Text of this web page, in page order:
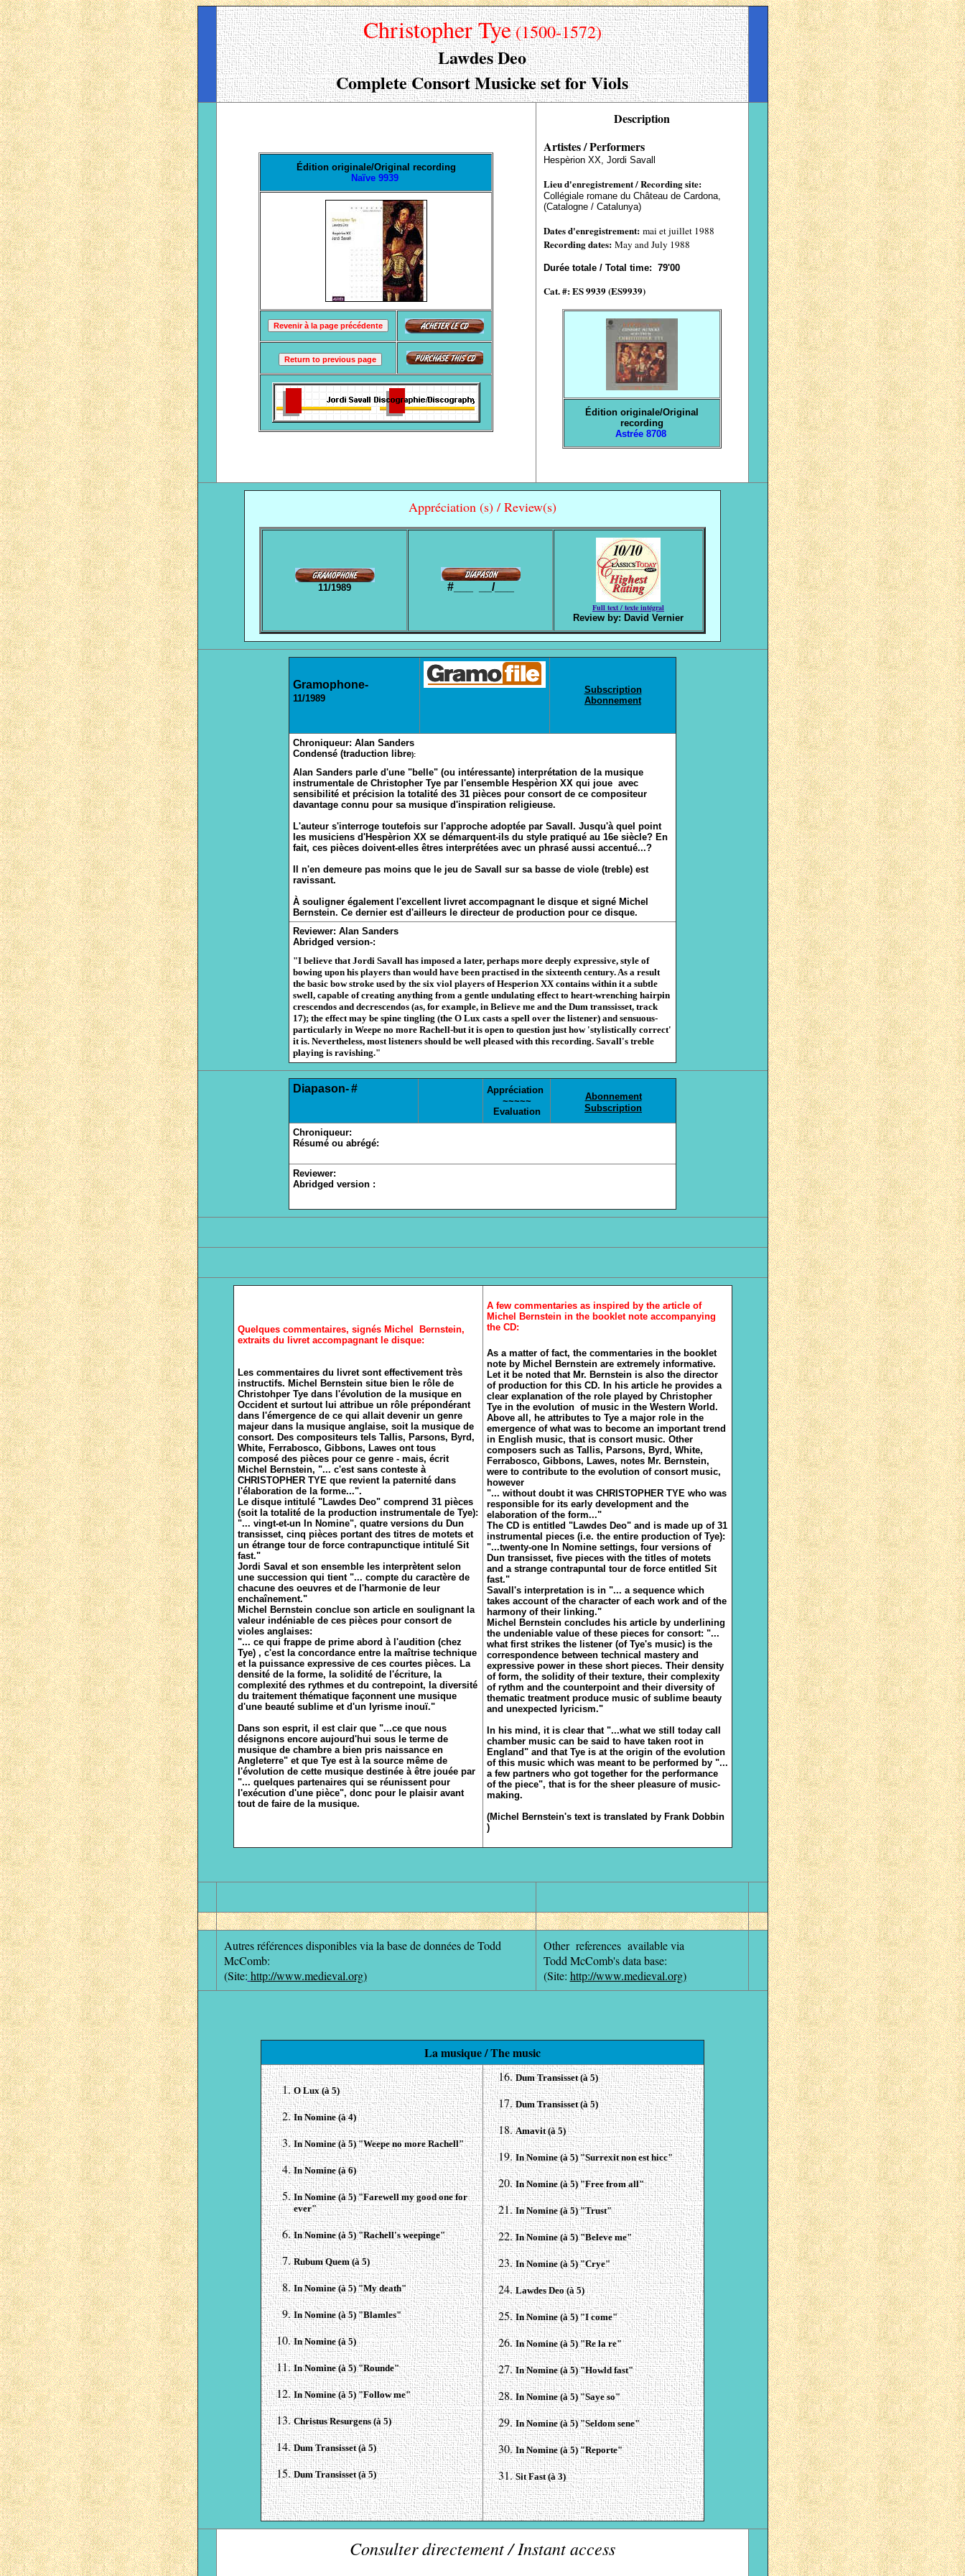
Christopher Tye(1500-1572)
Lawdes Deo
Complete Consort Musicke set for Viols
Édition originale/Original recording
Naïve 9939
Description
Artistes / Performers
Hespèrion XX, Jordi Savall
Lieu d'enregistrement / Recording site:
Collégiale romane du Château de Cardona,
(Catalogne/ Catalunya)
Datesd'enregistrement: mai et juillet 1988
Recording dates: May and July 1988
Durée totale / Total time: 79'00
Cat. #: ES 9939 (ES9939)
Édition originale/Original
recording
Astrée 8708
Appréciation (s) / Review(s)
11/1989 #___ __/___
Full text / texte intégral
Review by: David Vernier
Gramophone-
11/1989
Subscription
Abonnement
Chroniqueur: Alan Sanders
Condensé (traduction libre):
Alan Sanders parle d'une "belle" (ou intéressante) interprétation de la musique
instrumentale de Christopher Tye par l'ensemble Hespèrion XX qui joue avec
sensibilité et précision la totalité des 31 pièces pour consort de ce compositeur
davantage connu pour sa musique d'inspiration religieuse.
L'auteur s'interroge toutefois sur l'approche adoptée par Savall. Jusqu'à quel point
les musiciens d'Hespèrion XX se démarquent-ils du style pratiqué au 16e siècle? En
fait, ces pièces doivent-elles êtres interprétées avec un phrasé aussi accentué...?
Il n'en demeure pas moins que le jeu de Savall sur sa basse de viole (treble) est
ravissant.
À souligner également l'excellent livret accompagnant le disque et signé Michel
Bernstein. Ce dernier est d'ailleurs le directeur de production pour ce disque.
Reviewer: Alan Sanders
Abridged version-:
"I believe that Jordi Savall has imposed a later, perhaps more deeply expressive, style of
bowing upon his players than would have been practised in the sixteenth century. As a result
the basic bow stroke used by the six viol players of Hesperion XX contains within it a subtle
swell, capable of creating anything from a gentle undulating effect to heart-wrenching hairpin
crescendos and decrescendos (as, for example, in Believe me and the Dum transsisset, track
17); the effect may be spine tingling (the O Lux casts a spell over the listener) and sensuous-
particularly in Weepe no more Rachell-but it is open to question just how 'stylistically correct'
it is. Nevertheless, most listeners should be well pleased with this recording. Savall's treble
playing is ravishing."
Diapason-#
Appréciation
~~~~~
Evaluation
Abonnement
Subscription
Chroniqueur:
Résumé ou abrégé:
Reviewer:
Abridged version :
Quelques commentaires, signés Michel Bernstein,
extraits du livret accompagnant le disque:
Les commentaires du livret sont effectivement très
instructifs. Michel Bernstein situe bien le rôle de
Christohper Tye dans l'évolution de la musique en
Occident et surtout lui attribue un rôle prépondérant
dans l'émergence de ce qui allait devenir un genre
majeur dans la musique anglaise, soit la musique de
consort. Des compositeurs tels Tallis, Parsons, Byrd,
White, Ferrabosco, Gibbons, Lawes ont tous
composé des pièces pour ce genre - mais, écrit
Michel Bernstein, "... c'est sans conteste à
CHRISTOPHER TYE que revient la paternité dans
l'élaboration de la forme...".
Le disque intitulé "Lawdes Deo" comprend 31 pièces
(soit la totalité de la production instrumentale de Tye):
"... vingt-et-un In Nomine", quatre versions du Dun
transisset, cinq pièces portant des titres de motets et
un étrange tour de force contrapunctique intitulé Sit
fast."
Jordi Saval et son ensemble les interprètent selon
une succession qui tient "... compte du caractère de
chacune des oeuvres et de l'harmonie de leur
enchaînement."
Michel Bernstein conclue son article en soulignant la
valeur indéniable de ces pièces pour consort de
violes anglaises:
"... ce qui frappe de prime abord à l'audition (chez
Tye) , c'est la concordance entre la maîtrise technique
et la puissance expressive de ces courtes pièces. La
densité de la forme, la solidité de l'écriture, la
complexité des rythmes et du contrepoint, la diversité
du traitement thématique façonnent une musique
d'une beauté sublime et d'un lyrisme inouï."
Dans son esprit, il est clair que "...ce que nous
désignons encore aujourd'hui sous le terme de
musique de chambre a bien pris naissance en
Angleterre" et que Tye est à la source même de
l'évolution de cette musique destinée à être jouée par
"... quelques partenaires qui se réunissent pour
l'exécution d'une pièce", donc pour le plaisir avant
tout de faire de la musique.
A few commentaries as inspired by the article of
Michel Bernstein in the booklet note accompanying
the CD:
As a matter of fact, the commentaries in the booklet
note by Michel Bernstein are extremely informative.
Let it be noted that Mr. Bernstein is also the director
of production for this CD. In his article he provides a
clear explanation of the role played by Christopher
Tye in the evolution of music in the Western World.
Above all, he attributes to Tye a major role in the
emergence of what was to become an important trend
in English music, that is consort music. Other
composers such as Tallis, Parsons, Byrd, White,
Ferrabosco, Gibbons, Lawes, notes Mr. Bernstein,
were to contribute to the evolution of consort music,
however
"... without doubt it was CHRISTOPHER TYE who was
responsible for its early development and the
elaboration of the form..."
The CD is entitled "Lawdes Deo" and is made up of 31
instrumental pieces (i.e. the entire production of Tye):
"...twenty-one In Nomine settings, four versions of
Dun transisset, five pieces with the titles of motets
and a strange contrapuntal tour de force entitled Sit
fast."
Savall's interpretation is in "... a sequence which
takes account of the character of each work and of the
harmony of their linking."
Michel Bernstein concludes his article by underlining
the undeniable value of these pieces for consort: "...
what first strikes the listener (of Tye's music) is the
correspondence between technical mastery and
expressive power in these short pieces. Their density
of form, the solidity of their texture, their complexity
of rythm and the counterpoint and their diversity of
thematic treatment produce music of sublime beauty
and unexpected lyricism."
In his mind, it is clear that "...what we still today call
chamber music can be said to have taken root in
England" and that Tye is at the origin of the evolution
of this music which was meant to be performed by "...
a few partners who got together for the performance
of the piece", that is for the sheer pleasure of music-
making.
(Michel Bernstein's text is translated by Frank Dobbin
)
Autres références disponibles via la base de données de Todd
McComb:
(Site: http://www.medieval.org)
Other references available via
Todd McComb's data base:
(Site: http://www.medieval.org)
La musique / The music
O Lux (à 5)
In Nomine (à 4)
In Nomine (à 5) "Weepe no more Rachell"
In Nomine (à 6)
In Nomine (à 5) "Farewell my good one for
ever"
In Nomine (à 5) "Rachell's weepinge"
Rubum Quem (à 5)
In Nomine (à 5) "My death"
In Nomine (à 5) "Blamles"
In Nomine (à 5)
In Nomine (à 5) "Rounde"
In Nomine (à 5) "Follow me"
Christus Resurgens (à 5)
Dum Transisset (à 5)
Dum Transisset (à 5)
Dum Transisset (à 5)
Dum Transisset (à 5)
Amavit (à 5)
In Nomine (à 5) "Surrexit non est hicc"
In Nomine (à 5) "Free from all"
In Nomine (à 5) "Trust"
In Nomine (à 5) "Beleve me"
In Nomine (à 5) "Crye"
Lawdes Deo (à 5)
In Nomine (à 5) "I come"
In Nomine (à 5) "Re la re"
In Nomine (à 5) "Howld fast"
In Nomine (à 5) "Saye so"
In Nomine (à 5) "Seldom sene"
In Nomine (à 5) "Reporte"
Sit Fast (à 3)
Consulter directement / Instant access